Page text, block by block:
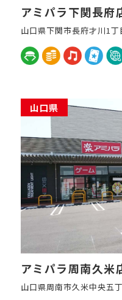
アミパラ下関長府
山口県下関市長府才川1
山口県
アミパラ周南久米
山口県周南市久米中央五